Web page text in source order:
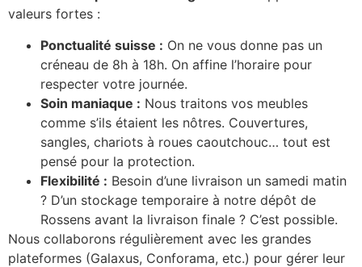
valeurs fortes :
Ponctualité suisse : On ne vous donne pas un
créneau de 8h à 18h. On affine l’horaire pour
respecter votre journée.
Soin maniaque : Nous traitons vos meubles
comme s’ils étaient les nôtres. Couvertures,
sangles, chariots à roues caoutchouc… tout est
pensé pour la protection.
Flexibilité : Besoin d’une livraison un samedi matin
? D’un stockage temporaire à notre dépôt de
Rossens avant la livraison finale ? C’est possible.
Nous collaborons régulièrement avec les grandes
plateformes (Galaxus, Conforama, etc.) pour gérer leur